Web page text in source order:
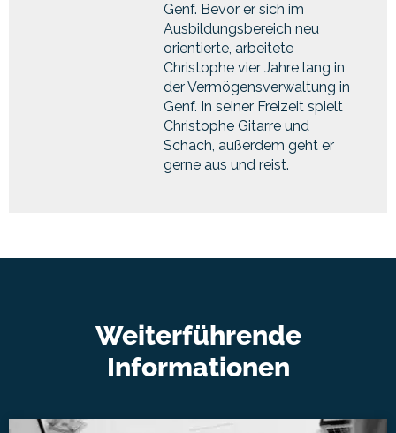
Genf. Bevor er sich im
Ausbildungsbereich neu
orientierte, arbeitete
Christophe vier Jahre lang in
der Vermögensverwaltung in
Genf. In seiner Freizeit spielt
Christophe Gitarre und
Schach, außerdem geht er
gerne aus und reist.
Weiterführende
Informationen